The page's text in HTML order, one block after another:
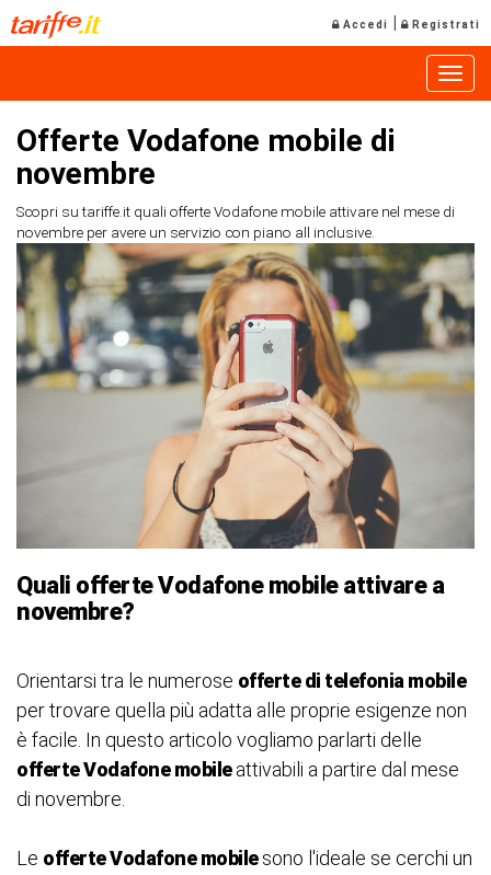
Accedi | Registrati
Offerte Vodafone mobile di
novembre
Scopri su tariffe.it quali offerte Vodafone mobile attivare nel mese di
novembre per avere un servizio con piano all inclusive.
Quali offerte Vodafone mobile attivare a
novembre?
Orientarsi tra le numerose offerte di telefonia mobile
per trovare quella più adatta alle proprie esigenze non
è facile. In questo articolo vogliamo parlarti delle
offerte Vodafone mobileattivabili a partire dal mese
di novembre.
Le offerte Vodafone mobilesono l'ideale se cerchi un